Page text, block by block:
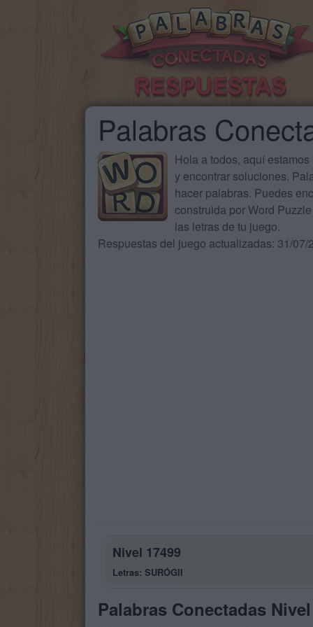
Palabras
Hola a todos, aquí
y encontrar soluciones.
hacer palabras. Puedes
construida por Word
las letras de tu juego.
Respuestas del juego actualizadas: 31/07/
Nivel 17499
Letras: SURÓGII
Palabras Conectadas